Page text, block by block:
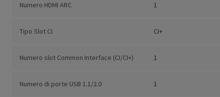
Numero HDMI ARC 1
Tipo Slot CI CI+
Numero slot Common Interface (CI/CI+) 1
Numero di porte USB 1.1/2.0 1